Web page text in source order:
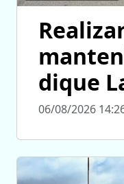
dique
06/08/2026